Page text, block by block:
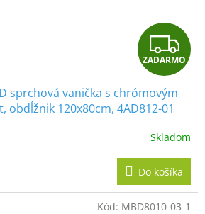
Z
A
A
R
M
ZADARMO
sprchová vanička s chrómovým
obdĺžnik 120x80cm, 4AD812-01
Skladom
Do košíka
Kód: MBD8010-03-1